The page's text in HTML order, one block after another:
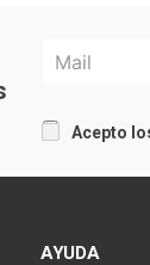
Acepto
AYUDA